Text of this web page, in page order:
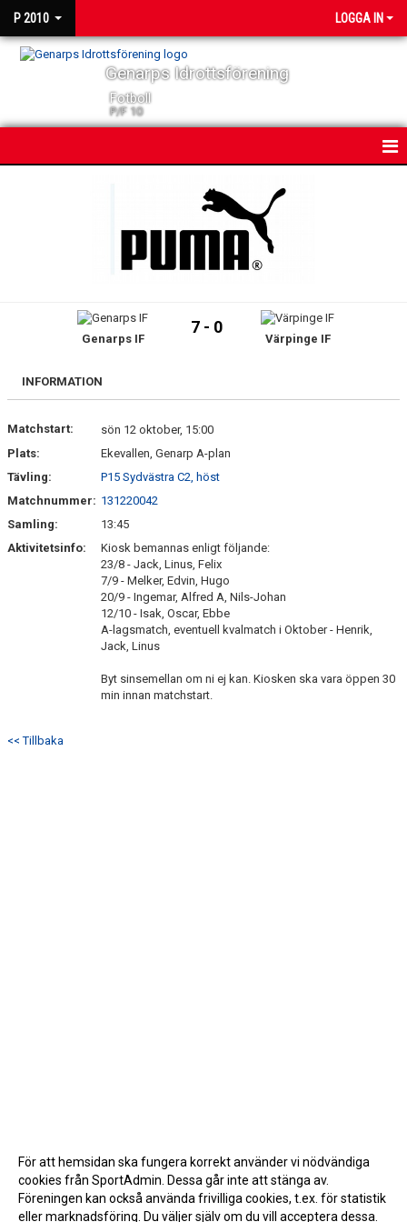
P 2010 LOGGA IN
Genarps Idrottsförening
Fotboll
P/F 10
DOKUMENT
MATCHER
Genarps IF
7 - 0
Värpinge IF
INFORMATION
Matchstart:
sön 12 oktober, 15:00
Plats:
Ekevallen, Genarp A-plan
Tävling:
P15 Sydvästra C2, höst
Matchnummer: 131220042
Samling:
13:45
Aktivitetsinfo:
Kiosk bemannas enligt följande:
23/8 - Jack, Linus, Felix
7/9 - Melker, Edvin, Hugo
20/9 - Ingemar, Alfred A, Nils-Johan
12/10 - Isak, Oscar, Ebbe
A-lagsmatch, eventuell kvalmatch i Oktober - Henrik,
Jack, Linus
Byt sinsemellan om ni ej kan. Kiosken ska vara öppen 30
min innan matchstart.
<< Tillbaka
För att hemsidan ska fungera korrekt använder vi nödvändiga
cookies från SportAdmin. Dessa går inte att stänga av.
Föreningen kan också använda frivilliga cookies, t.ex. för statistik
eller marknadsföring. Du väljer själv om du vill acceptera dessa.